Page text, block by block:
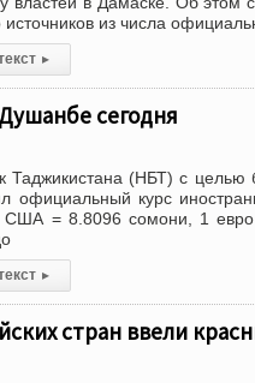
источников из числа
▸
сегодня
Таджикистана (НБТ) с целью
официальный курс
США = 8.8096 сомони, 1
▸
стран ввели